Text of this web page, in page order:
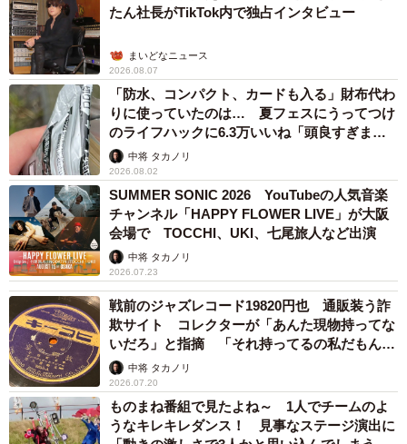
たん社長がTikTok内で独占インタビュー
まいどなニュース
2026.08.07
「防水、コンパクト、カードも入る」財布代わ
りに使っていたのは… 夏フェスにうってつけ
のライフハックに6.3万いいね「頭良すぎま
す」中将 タカノリ
2026.08.02
SUMMER SONIC 2026 YouTubeの人気音楽
チャンネル「HAPPY FLOWER LIVE」が大阪
会場で TOCCHI、UKI、七尾旅人など出演
中将 タカノリ
2026.07.23
戦前のジャズレコード19820円也 通販装う詐
欺サイト コレクターが「あんた現物持ってな
いだろ」と指摘 「それ持ってるの私だもん」
と論破中将 タカノリ
2026.07.20
ものまね番組で見たよね～ 1人でチームのよ
うなキレキレダンス！ 見事なステージ演出に